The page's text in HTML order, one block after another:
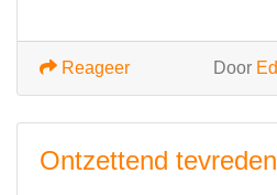
Door Ed
Reageer
Ontzettend tevreden